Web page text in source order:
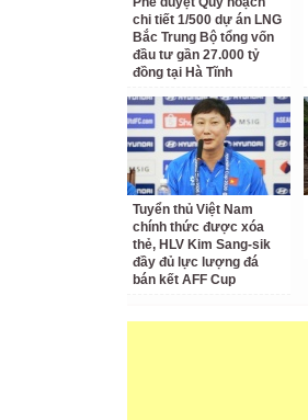
chi tiết 1/500 dự án LNG
Bắc Trung Bộ tổng vốn
đầu tư gần 27.000 tỷ
đồng tại Hà Tĩnh
Tuyển thủ Việt Nam
chính thức được xóa
thẻ, HLV Kim Sang-sik
đầy đủ lực lượng đá
bán kết AFF Cup